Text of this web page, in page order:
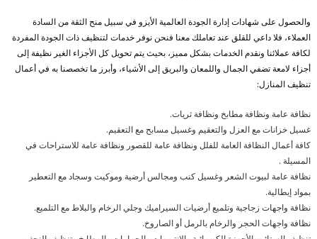
والحصول على شهادات إدارة الجودة العالمية الأيزو في سبيل منح الثقة من السادة
العملاء، فلا داعي للقلق عند تعاملك معنا فنحن نوفر خدمات لتنظيف ذات الجودة المفردة
لكافة عملائنا ونقدم الخدمات بشكل مميز، بحيث يتم تحويل كل الأجزاء الغير نظيفة إلى
أجزاء لامعة تضفي الجمال واللمعان والبريق إلى الأشياء، وأبرز ما تخصصنا به في أعمال
تنظيف المنازل:
نظافة عامة ونظافة مطابخ ونظافة ثريات.
غسيل خزانات مع العزل والتعقيم وغسيل مسابح مع التعقيم.
كافة أعمال النظافة العامة للفلل ونظافة عامة للقصور ونظافة عامة للاستراحات في
المسيلة .
نظافة عامة لبيوت الشعر وغسيل كنب ومجالس أرضية وموكيت وسجاد مع التعطير
بمواد إيطالية.
نظافة واجهات زجاجية وتلميع أرضيات السيراميك وجلي الرخام والبلاط مع التلميع.
نظافة واجهات الحجر والرخام بالرمل أو الصاروخ.